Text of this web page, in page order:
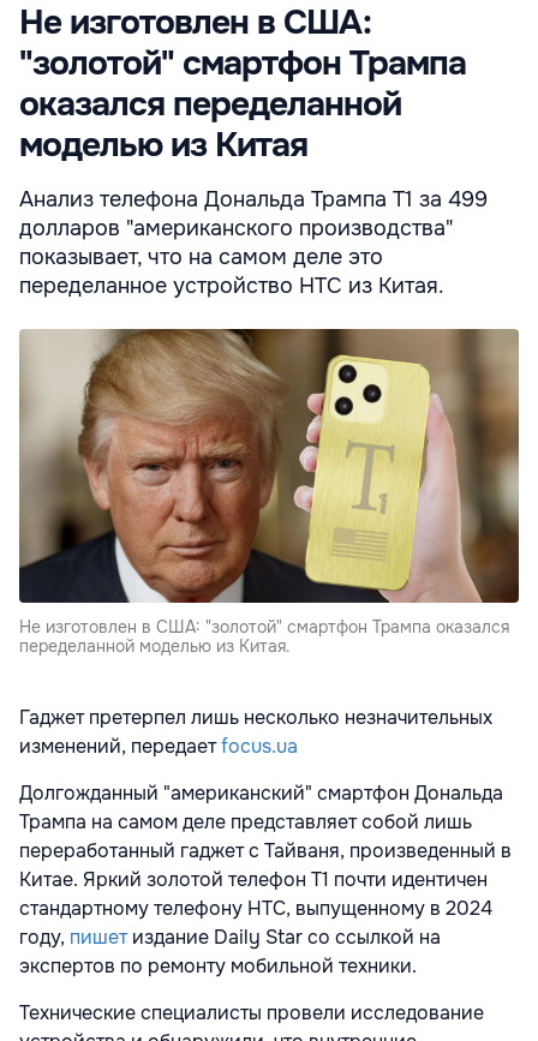
Не изготовлен в США:
"золотой" смартфон Трампа
оказался переделанной
моделью из Китая
Анализ телефона Дональда Трампа T1 за 499
долларов "американского производства"
показывает, что на самом деле это
переделанное устройство HTC из Китая.
Не изготовлен в США: "золотой" смартфон Трампа оказался
переделанной моделью из Китая.
Гаджет претерпел лишь несколько незначительных
изменений, передаетfocus.ua
Долгожданный "американский" смартфон Дональда
Трампа на самом деле представляет собой лишь
переработанный гаджет с Тайваня, произведенный в
Китае. Яркий золотой телефон T1 почти идентичен
стандартному телефону HTC, выпущенному в 2024
году, пишет издание Daily Star со ссылкой на
экспертов по ремонту мобильной техники.
Технические специалисты провели исследование